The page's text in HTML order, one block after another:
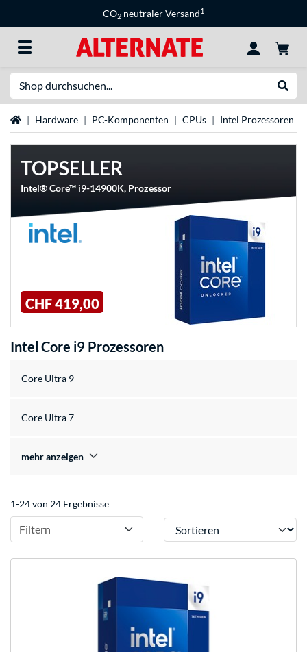
CO2 neutraler Versand1
StartseiteHardware PC-Komponenten CPUs Intel Prozessoren
TOPSELLER
Intel® Core™ i9-14900K, Prozessor
CHF 419,00
Intel Core i9 Prozessoren
Core Ultra 9
Core Ultra 7
mehr anzeigen
1-24 von 24 Ergebnisse
Filtern Sortieren